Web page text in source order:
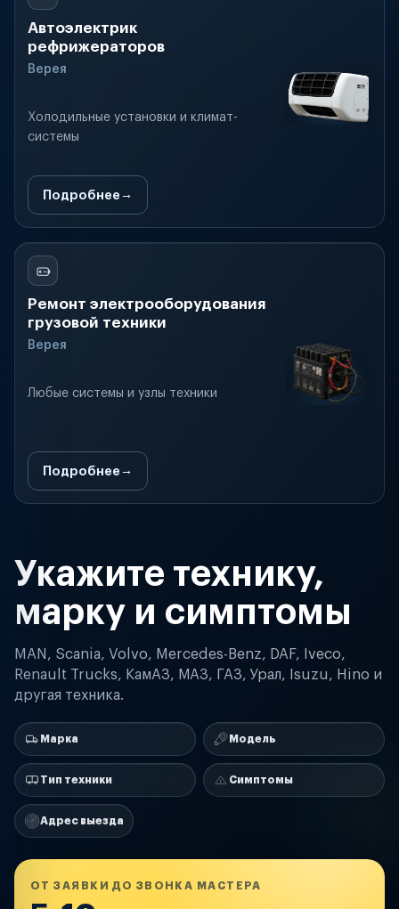
Автоэлектрик
рефрижераторов
Верея
Холодильные установки и климат-
системы
Подробнее
Ремонт электрооборудования
грузовой техники
Верея
Любые системы и узлы техники
Подробнее
Укажите технику,
марку и симптомы
MAN, Scania, Volvo, Mercedes-Benz, DAF, Iveco,
Renault Trucks, КамАЗ, МАЗ, ГАЗ, Урал, Isuzu, Hino и
другая техника.
Марка Модель
Тип техники Симптомы
Адрес выезда
ОТ ЗАЯВКИ ДО ЗВОНКА МАСТЕРА